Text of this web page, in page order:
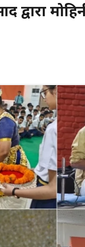
द्वारा